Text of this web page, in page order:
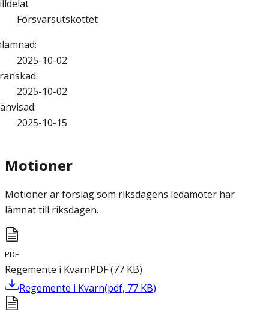
Försvarsutskottet
:
2025-10-02
:
2025-10-02
:
2025-10-15
Motioner
Motioner är förslag som riksdagens ledamöter har
lämnat till riksdagen.
PDF
Regemente i KvarnPDF(77 KB)
Regemente i Kvarn(pdf, 77 KB)